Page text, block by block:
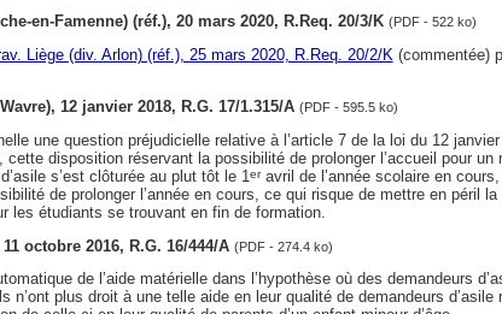
en-Famenne) (réf.), 20 mars 2020, R.Req. 20/3/K (PDF - 522 ko)
Liège (div. Arlon) (réf.), 25 mars 2020, R.Req. 20/2/K(commentée)
12 janvier 2018, R.G. 17/1.315/A (PDF - 595.5 ko)
une question préjudicielle relative à l’article 7 de la loi du 12
cette disposition réservant la possibilité de prolonger l’accueil pour
s’est clôturée au plut tôt le 1 eravril de l’année scolaire en
de prolonger l’année en cours, ce qui risque de mettre en péril
les étudiants se trouvant en fin de formation.
octobre 2016, R.G. 16/444/A (PDF - 274.4 ko)
de l’aide matérielle dans l’hypothèse où des demandeurs
n’ont plus droit à une telle aide en leur qualité de demandeurs d’asile